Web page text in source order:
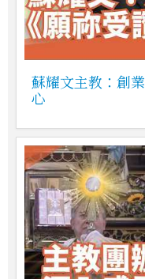
蘇耀文主教：創
心